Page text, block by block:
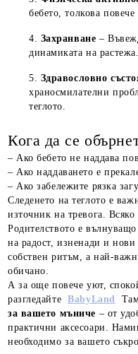
бебето, толкова
Захранване –
динамиката на растежа.
Здравословно
храносмилателни
теглото.
Кога да се
– Ако бебето не наддава
– Ако наддаването е
– Ако забележите рязка
Следенето на теглото е
източник на тревога.
Родителството е
на радост, изненади и нови
собствен ритъм, а най-
обичано.
А за още повече уют,
разгледайтеBabyLand
за вашето мъниче – от
практични аксесоари.
необходимо за вашето